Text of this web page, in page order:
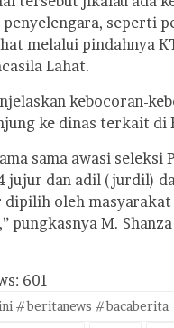
seperti
melalui pindahnya
Lahat.
kebocoran-
ke dinas terkait di
sama awasi seleksi
jujur dan adil (jurdil)
dipilih oleh
pungkasnya M.
601
#beritanews #bacaberita